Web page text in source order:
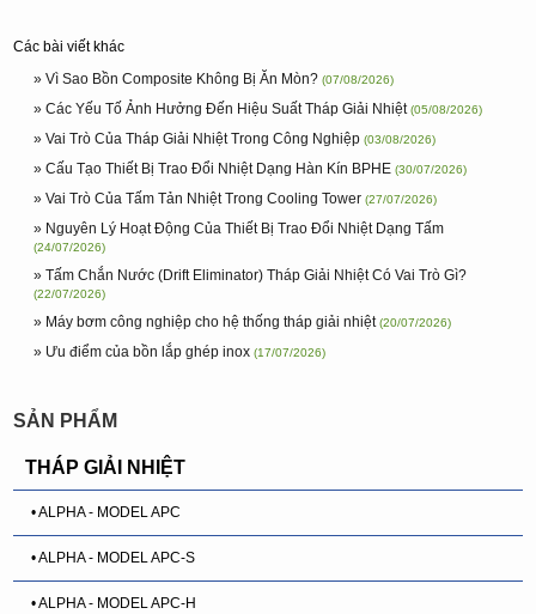
Các bài viết khác
» Vì Sao Bồn Composite Không Bị Ăn Mòn?(07/08/2026)
» Các Yếu Tố Ảnh Hưởng Đến Hiệu Suất Tháp Giải Nhiệt(05/08/2026)
» Vai Trò Của Tháp Giải Nhiệt Trong Công Nghiệp(03/08/2026)
» Cấu Tạo Thiết Bị Trao Đổi Nhiệt Dạng Hàn Kín BPHE(30/07/2026)
» Vai Trò Của Tấm Tản Nhiệt Trong Cooling Tower(27/07/2026)
» Nguyên Lý Hoạt Động Của Thiết Bị Trao Đổi Nhiệt Dạng Tấm
(24/07/2026)
» Tấm Chắn Nước (Drift Eliminator) Tháp Giải Nhiệt Có Vai Trò Gì?
(22/07/2026)
» Máy bơm công nghiệp cho hệ thống tháp giải nhiệt(20/07/2026)
» Ưu điểm của bồn lắp ghép inox(17/07/2026)
SẢN PHẨM
THÁP GIẢI NHIỆT
• ALPHA - MODEL APC
• ALPHA - MODEL APC-S
• ALPHA - MODEL APC-H